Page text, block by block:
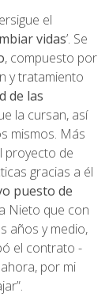
el
vidas’. Se
, compuesto por
y tratamiento
de las
la cursan, así
mismos. Más
proyecto de
gracias a él
puesto de
Nieto que con
años y medio,
el contrato -
por mi